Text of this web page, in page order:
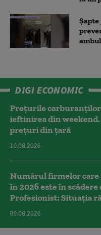
Șapte
DIGI ECONOMIC
Prețurile carburanților
ieftinirea din weekend.
prețuri din țară
10.08.2026
Numărul firmelor care
în 2026 este în
Profesionist: Situația
09.08.2026